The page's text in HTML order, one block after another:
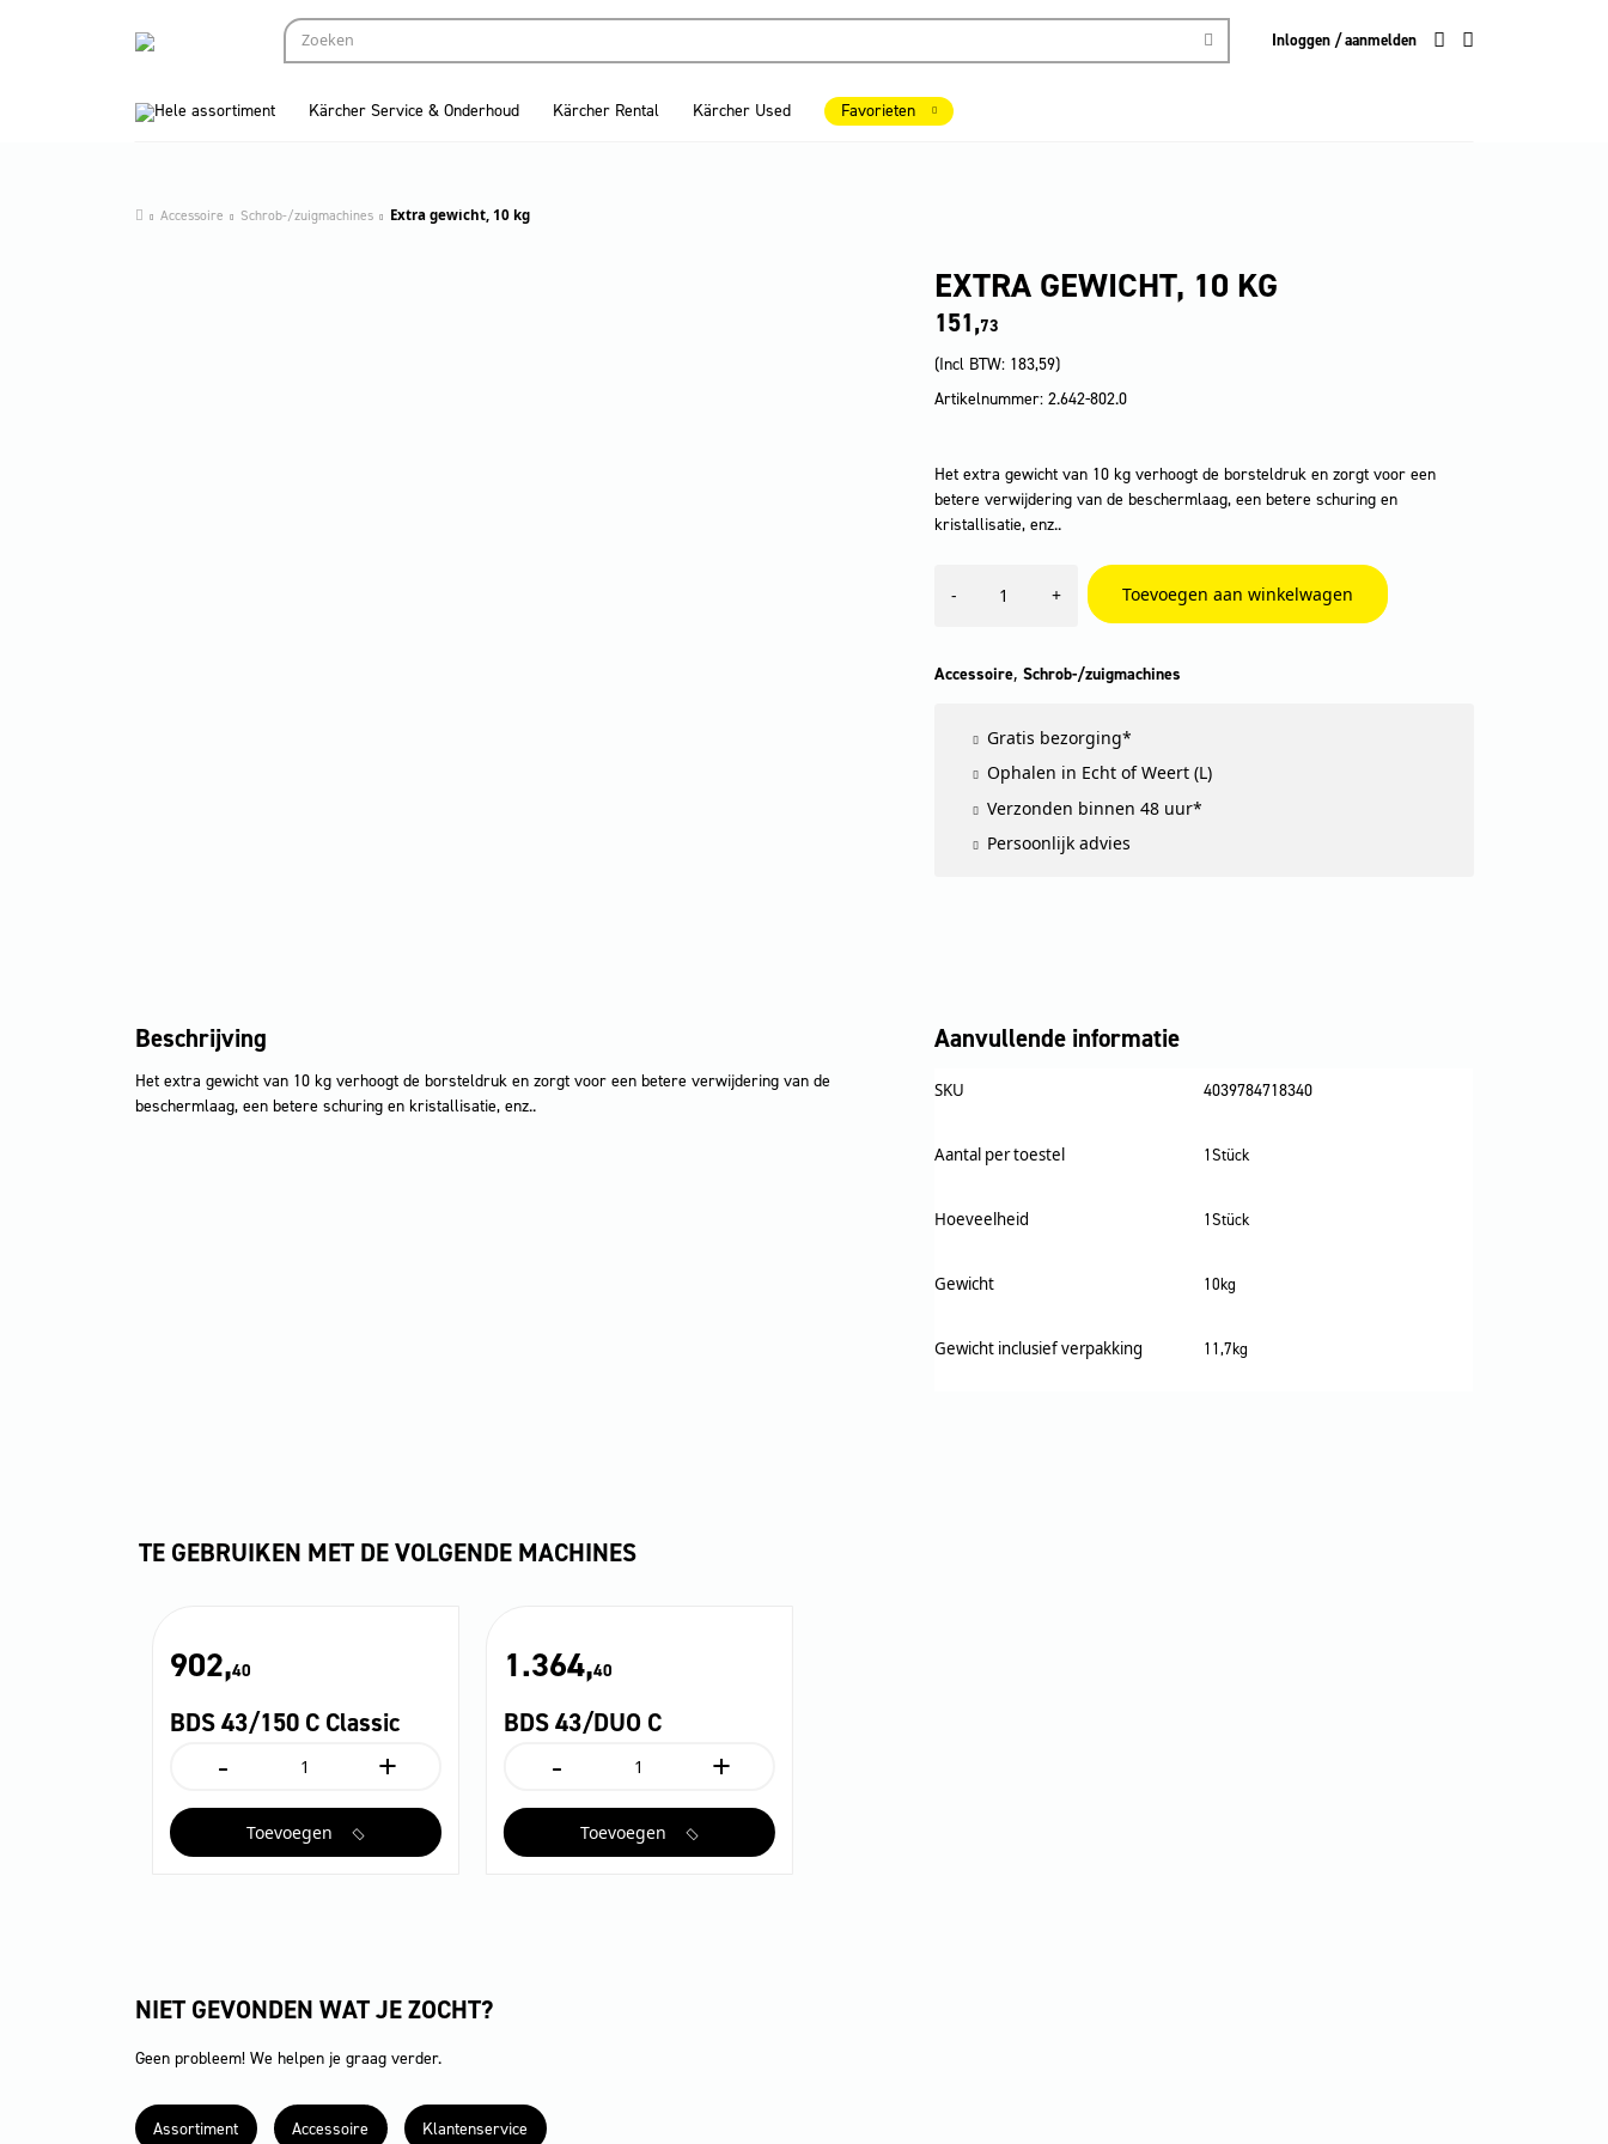
Inloggen / aanmelden
Hele assortiment Kärcher Service & Onderhoud Kärcher Rental Kärcher Used Favorieten
Accessoire Schrob-/zuigmachines Extra gewicht, 10 kg
EXTRA GEWICHT, 10 KG
151,73
(Incl BTW: 183,59)
Artikelnummer: 2.642-802.0
Het extra gewicht van 10 kg verhoogt de borsteldruk en zorgt voor een
betere verwijdering van de beschermlaag, een betere schuring en
kristallisatie, enz..
-
gewicht,
aantal
+ Toevoegen aan winkelwagen
Accessoire, Schrob-/zuigmachines
Gratis bezorging*
Ophalen in Echt of Weert (L)
Verzonden binnen 48 uur*
Persoonlijk advies
Beschrijving
Het extra gewicht van 10 kg verhoogt de borsteldruk en zorgt voor een betere verwijdering van de
beschermlaag, een betere schuring en kristallisatie, enz..
Aanvullende informatie
SKU 4039784718340
Aantal per toestel 1Stück
Hoeveelheid 1Stück
Gewicht 10kg
Gewicht inclusief verpakking 11,7kg
TE GEBRUIKEN MET DE VOLGENDE MACHINES
902,40
BDS 43/150 C Classic
-
C
aantal
+
Toevoegen
1.364,40
BDS 43/DUO C
-
C
+
Toevoegen
NIET GEVONDEN WAT JE ZOCHT?
Geen probleem! We helpen je graag verder.
Assortiment Accessoire Klantenservice